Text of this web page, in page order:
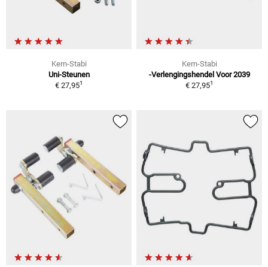
Kern-Stabi
Uni-Steunen
€ 27,951
Kern-Stabi
-Verlengingshendel Voor 2039
€ 27,951